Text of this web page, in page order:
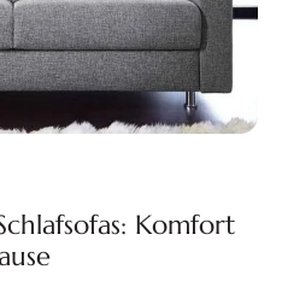
Komfort